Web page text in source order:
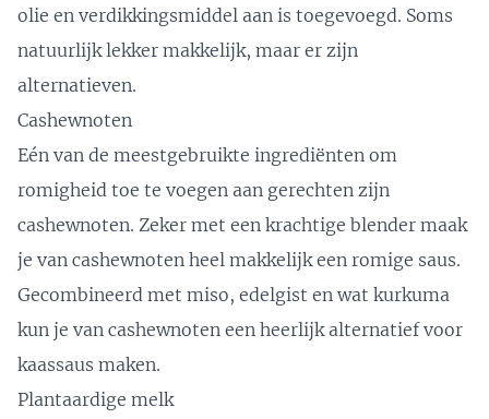
olie en verdikkingsmiddel aan is toegevoegd. Soms
natuurlijk lekker makkelijk, maar er zijn
alternatieven.
Cashewnoten
Eén van de meestgebruikte ingrediënten om
romigheid toe te voegen aan gerechten zijn
cashewnoten. Zeker met een krachtige blender maak
je van cashewnoten heel makkelijk een romige saus.
Gecombineerd met miso, edelgist en wat kurkuma
kun je van cashewnoten een heerlijk alternatief voor
kaassaus maken.
Plantaardige melk